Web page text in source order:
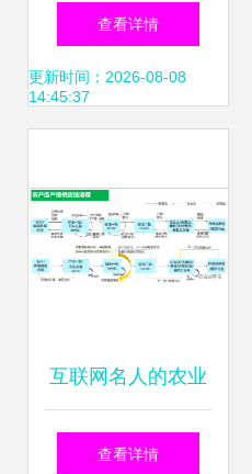
上架中国人寿保险
产品，重塑社区零
查看详情
更新时间：2026-08-08
14:45:37
互联网名人的农业
梦与食品互联网销
查看详情